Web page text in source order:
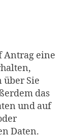
Antrag eine
über Sie
das
und auf
Daten.